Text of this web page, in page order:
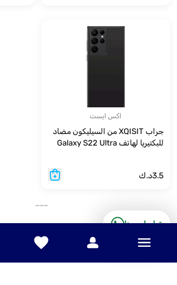
اكس ايست
جراب XQISIT من السيليكون مضاد
للبكتيريا لهاتف Galaxy S22 Ultra
3.5د.ك
تواصل معنا